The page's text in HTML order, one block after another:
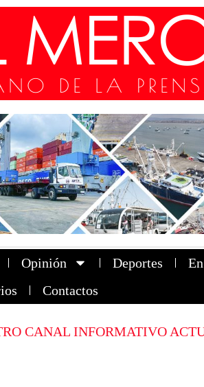
Opinión Deportes
Contactos
CANAL INFORMATIVO